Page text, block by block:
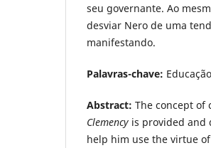
seu governante. Ao
desviar Nero de uma
manifestando.
Palavras-chave:
Abstract: The concept of
Clemency is provided and
help him use the virtue